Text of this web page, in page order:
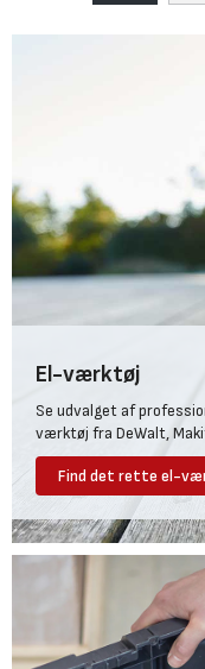
El-værktøj
Se udvalget af
værktøj fra DeWalt,
Find det rette el-